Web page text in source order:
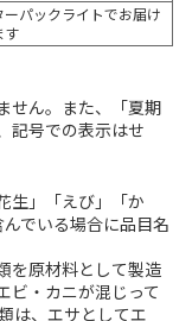
ーパックライトでお届け
す
せん。また、「夏期
記号での表示はせ
生」「えび」「か
でいる場合に品目名
を原材料として製造
ビ・カニが混じって
は、エサとしてエ